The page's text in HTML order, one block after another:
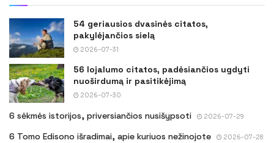
54 geriausios dvasinės citatos,
pakylėjančios sielą
2026-07-31
56 lojalumo citatos, padėsiančios ugdyti
nuoširdumą ir pasitikėjimą
2026-07-30
6 sėkmės istorijos, priversiančios nusišypsoti 2026-07-29
6 Tomo Edisono išradimai, apie kuriuos nežinojote 2026-07-28